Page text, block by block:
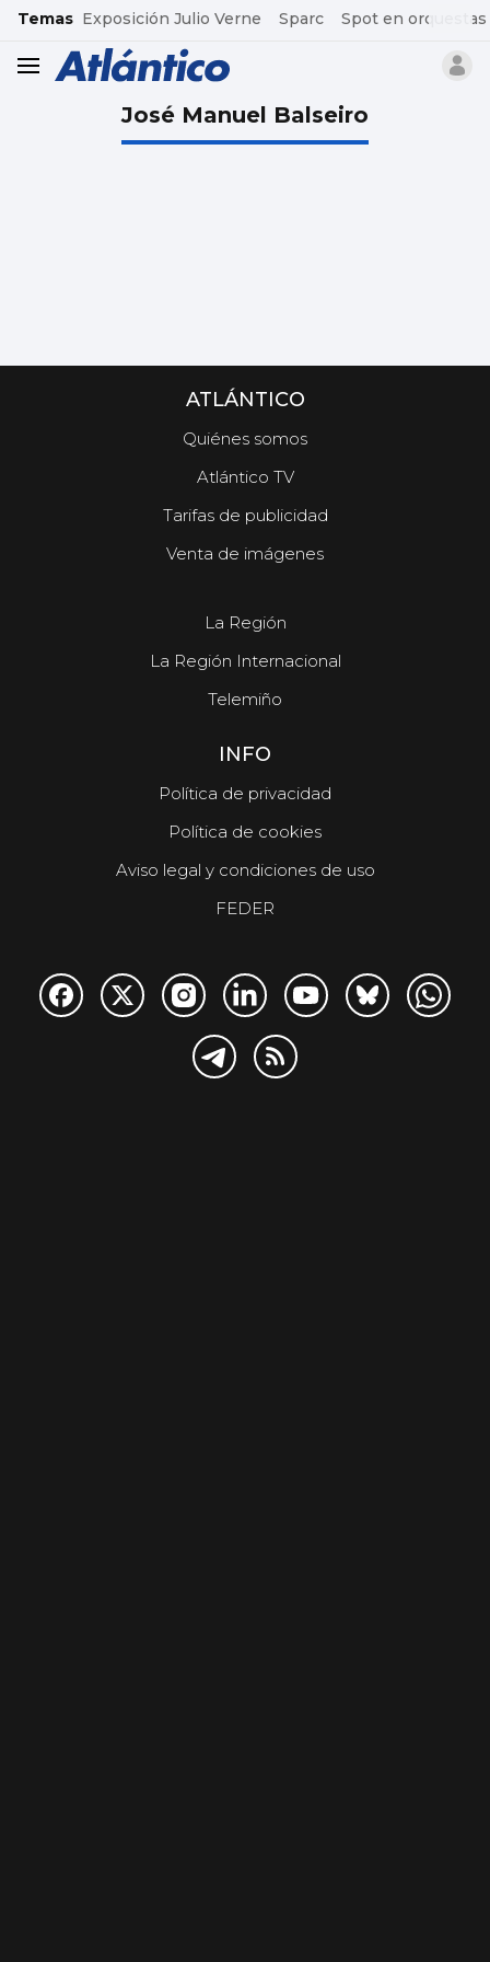
common.go-to-content
Temas Exposición Julio Verne Sparc Spot en orquestas
header.menu.open
José Manuel Balseiro
ATLÁNTICO
Quiénes somos
Atlántico TV
Tarifas de publicidad
Venta de imágenes
La Región
La Región Internacional
Telemiño
INFO
Política de privacidad
Política de cookies
Aviso legal y condiciones de uso
FEDER